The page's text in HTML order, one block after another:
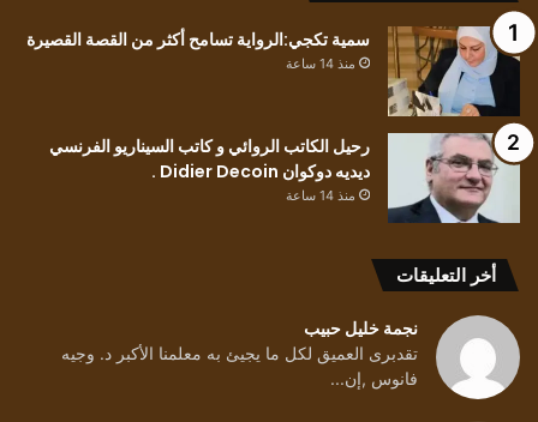
سمية تكجي:الرواية تسامح أكثر من القصة القصيرة
منذ 14 ساعة
رحيل الكاتب الروائي و كاتب السيناريو الفرنسي
ديديه دوكوان Didier Decoin .
منذ 14 ساعة
أخر التعليقات
نجمة خليل حبيب
تقدبرى العميق لكل ما يجيئ به معلمنا الأكبر د. وجيه
فانوس ,إن...